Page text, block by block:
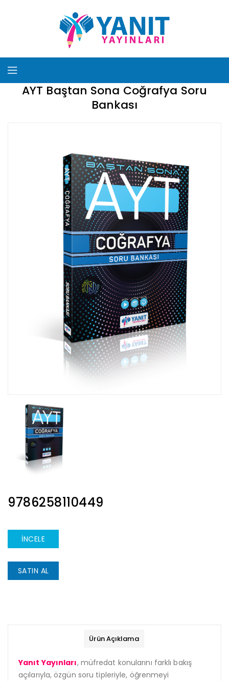
AYT Baştan Sona Coğrafya Soru
Bankası
ISBN
9786258110449
İNCELE
SATIN AL
Ürün Açıklama
Yanıt Yayınları, müfredat konularını farklı bakış
açılarıyla, özgün soru tipleriyle, öğrenmeyi